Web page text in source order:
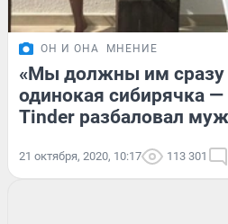
ОН И ОНА МНЕНИЕ
«Мы должны им сразу
одинокая сибирячка
Tinder разбаловал
21 октября, 2020, 10:17 113 301